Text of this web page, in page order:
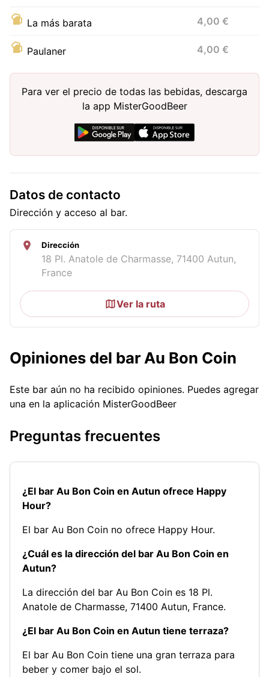
La más barata 4,00 €
Paulaner 4,00 €
Para ver el precio de todas las bebidas, descarga
la app MisterGoodBeer
Datos de contacto
Dirección y acceso al bar.
Dirección
18 Pl. Anatole de Charmasse, 71400 Autun,
France
Ver la ruta
Opiniones del bar Au Bon Coin
Este bar aún no ha recibido opiniones. Puedes agregar
una en la aplicación MisterGoodBeer
Preguntas frecuentes
¿El bar Au Bon Coin en Autun ofrece Happy
Hour?
El bar Au Bon Coin no ofrece Happy Hour.
¿Cuál es la dirección del bar Au Bon Coin en
Autun?
La dirección del bar Au Bon Coin es 18 Pl.
Anatole de Charmasse, 71400 Autun, France.
¿El bar Au Bon Coin en Autun tiene terraza?
El bar Au Bon Coin tiene una gran terraza para
beber y comer bajo el sol.